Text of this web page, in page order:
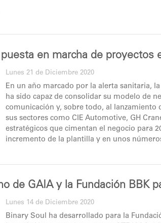
en marcha de proyectos
Lunes 21 de Diciembre 2020
En un año marcado por la alerta sanitaria,
ha sido capaz de consolidar su modelo de
comunicación y, sobre todo, al lanzamiento
sus sectores como CIE Automotive, GH
estratégicos que cimentan el negocio para
incremento de la plantilla y en unos
de GAIA y la Fundación BBK
Lunes 14 de Diciembre 2020
Binary Soul ha desarrollado para la